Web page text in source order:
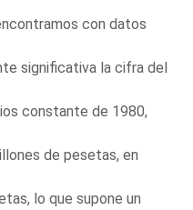
con datos
significativa la cifra del
constante de 1980,
de pesetas, en
lo que supone un